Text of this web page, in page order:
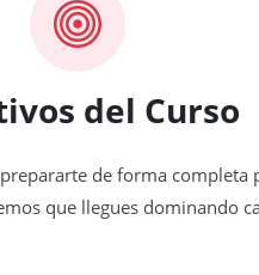
del Curso
de forma completa
que llegues dominando